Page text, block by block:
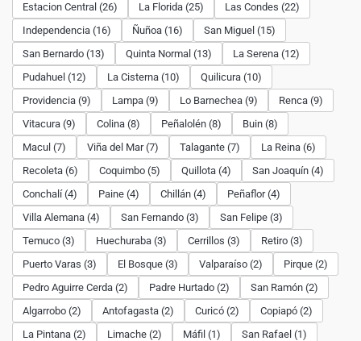
Estacion Central (26)
La Florida (25)
Las Condes (22)
Independencia (16)
Ñuñoa (16)
San Miguel (15)
San Bernardo (13)
Quinta Normal (13)
La Serena (12)
Pudahuel (12)
La Cisterna (10)
Quilicura (10)
Providencia (9)
Lampa (9) Lo Barnechea (9)
Renca (9)
Vitacura (9)
Colina (8) Peñalolén (8)
Buin (8)
Macul (7)
Viña del Mar (7) Talagante (7)
La Reina (6)
Recoleta (6)
Coquimbo (5) Quillota (4)
San Joaquín (4)
Conchalí (4)
Paine (4) Chillán (4)
Peñaflor (4)
Villa Alemana (4)
San Fernando (3)
San Felipe (3)
Temuco (3)
Huechuraba (3) Cerrillos (3)
Retiro (3)
Puerto Varas (3)
El Bosque (3) Valparaíso (2)
Pirque (2)
Pedro Aguirre Cerda (2)
Padre Hurtado (2)
San Ramón (2)
Algarrobo (2)
Antofagasta (2) Curicó (2)
Copiapó (2)
La Pintana (2)
Limache (2) Máfil (1)
San Rafael (1)